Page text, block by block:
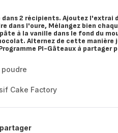
2 récipients. Ajoutez l'extrai
dans l'oure, Mélangez bien
à la vanille dans le fond du
Alternez de cette manière
PI-Gâteaux à partager
poudre
Cake Factory
partager